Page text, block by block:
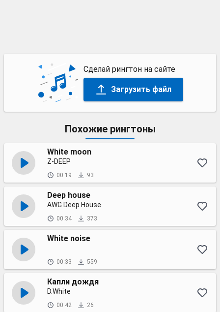
Сделай рингтон на сайте
Загрузить файл
Похожие рингтоны
White moon
Z-DEEP
00:19 93
Deep house
AWG Deep House
00:34 373
White noise
00:33 559
Капли дождя
D.White
00:42 26